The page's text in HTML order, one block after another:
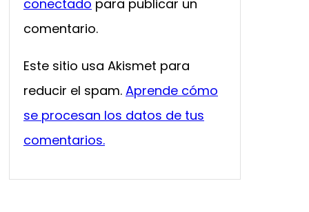
conectado para publicar un
comentario.
Este sitio usa Akismet para
reducir el spam. Aprende cómo
se procesan los datos de tus
comentarios.